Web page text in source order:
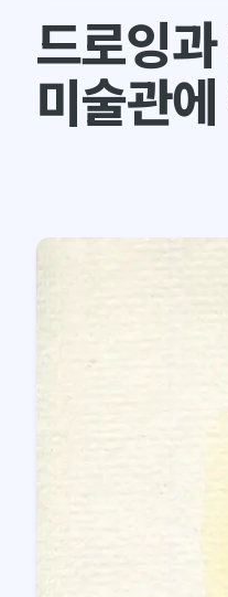
드로잉
미술관